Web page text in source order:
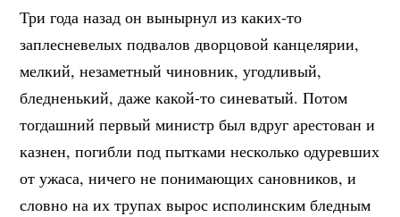
Три года назад он вынырнул из каких-то
заплесневелых подвалов дворцовой канцелярии,
мелкий, незаметный чиновник, угодливый,
бледненький, даже какой-то синеватый. Потом
тогдашний первый министр был вдруг арестован и
казнен, погибли под пытками несколько одуревших
от ужаса, ничего не понимающих сановников, и
словно на их трупах вырос исполинским бледным